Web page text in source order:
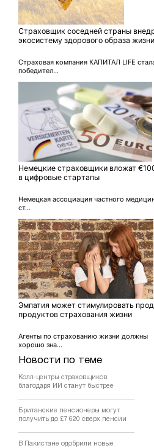
Новости по теме
Колл-центры страховщиков
благодаря ИИ станут быстрее
Британские пенсионеры могут
получить до £7 620 сверх пенсии
В Пакистане одобрили новые
Страховщик соседней страны
экосистему здорового образа жизни
Страховая компания КАПИТАЛ LIFE
победител...
Немецкие страховщики вложат
в цифровые стартапы
Немецкая ассоциация частного
ст...
Эмпатия может стимулировать
продуктов страхования жизни
Агенты по страхованию жизни должны
хорошо зна...